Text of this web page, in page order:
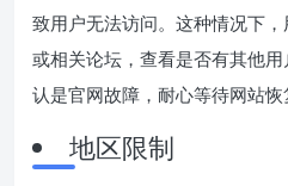
致用户无法访问。这种情况下
或相关论坛，查看是否有其他
认是官网故障，耐心等待网站恢
地区限制